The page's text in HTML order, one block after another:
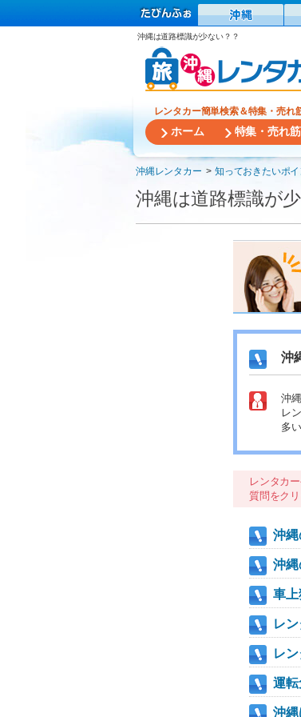
沖縄は道路標識が少ない？？
レンタカー簡単検索＆特集・売れ
ホーム 特集・売れ筋
沖縄レンタカー 知っておきたいポイ
沖縄は道路標識が
沖
沖
レ
多
レンタカ
質問をク
沖縄
沖縄
車上
レ
レ
運転
沖縄